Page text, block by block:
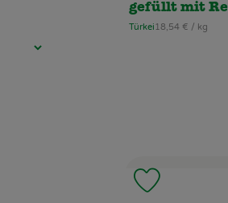
gefüllt mit
, Herkunft:
Türkei, Referenzpreis:
18,54 € / kg
Produkt